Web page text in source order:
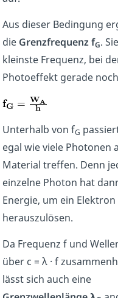
Aus dieser Bedingung
die Grenzfrequenz fG.
kleinste Frequenz, bei
Photoeffekt gerade
Unterhalb von fG
egal wie viele Photonen
Material treffen. Denn
einzelne Photon hat
Energie, um ein Elektron
herauszulösen.
Da Frequenz f und
über c = λ · f
lässt sich auch eine